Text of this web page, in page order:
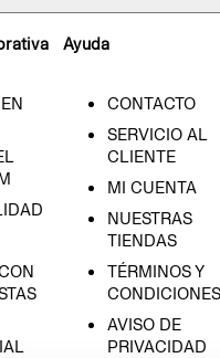
Ayuda
CONTACTO
SERVICIO AL
CLIENTE
MI CUENTA
NUESTRAS
TIENDAS
TÉRMINOS Y
CONDICIONES
AVISO DE
PRIVACIDAD